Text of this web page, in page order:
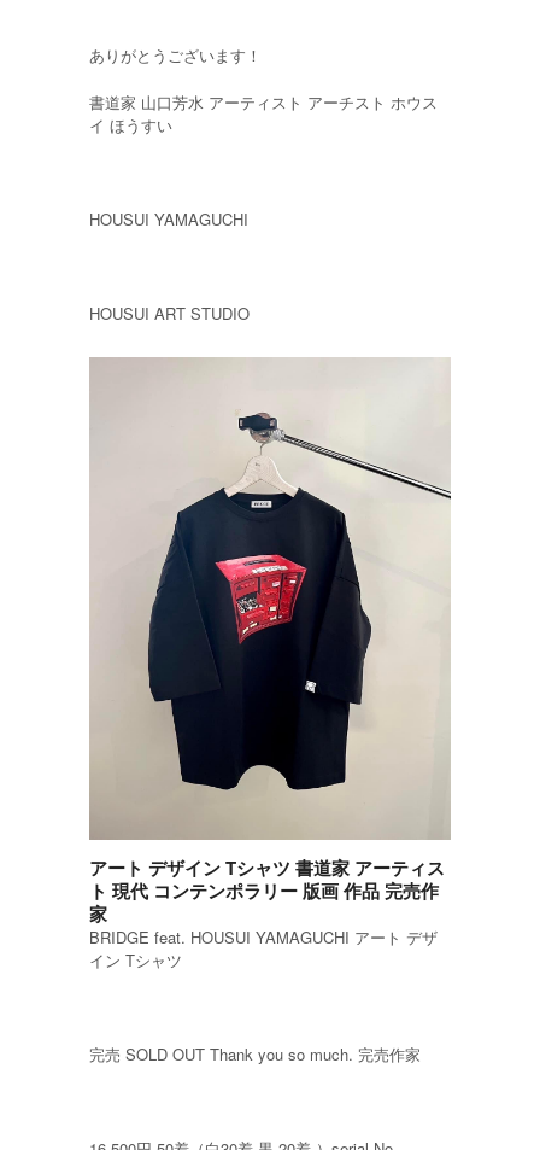
ありがとうございます！
書道家 山口芳水 アーティスト アーチスト ホウス
イ ほうすい
HOUSUI YAMAGUCHI
HOUSUI ART STUDIO
アート デザイン Tシャツ 書道家 アーティス
ト 現代 コンテンポラリー 版画 作品 完売作
家
BRIDGE feat. HOUSUI YAMAGUCHI アート デザ
イン Tシャツ
完売 SOLD OUT Thank you so much. 完売作家